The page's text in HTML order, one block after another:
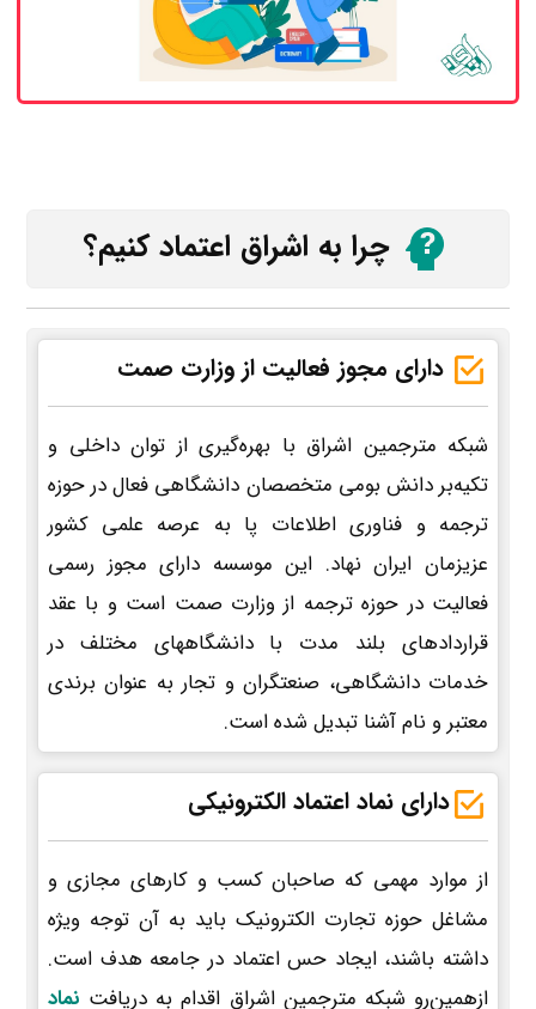
چرا به اشراق اعتماد کنیم؟
دارای مجوز فعالیت از وزارت صمت
شبکه مترجمین اشراق با بهره‌گیری از توان داخلی و
تکیه‌بر دانش بومی متخصصان دانشگاهی فعال در حوزه
ترجمه و فناوری اطلاعات پا به عرصه علمی کشور
عزیزمان ایران نهاد. این موسسه دارای مجوز رسمی
فعالیت در حوزه ترجمه از وزارت صمت است و با عقد
قراردادهای بلند مدت با دانشگاههای مختلف در
خدمات دانشگاهی، صنعتگران و تجار به عنوان برندی
معتبر و نام آشنا تبدیل شده است.
دارای نماد اعتماد الکترونیکی
از موارد مهمی که صاحبان کسب و کارهای مجازی و
مشاغل حوزه تجارت الکترونیک باید به آن توجه ویژه
داشته باشند، ایجاد حس اعتماد در جامعه هدف است.
ازهمین‌رو شبکه مترجمین اشراق اقدام به دریافت نماد